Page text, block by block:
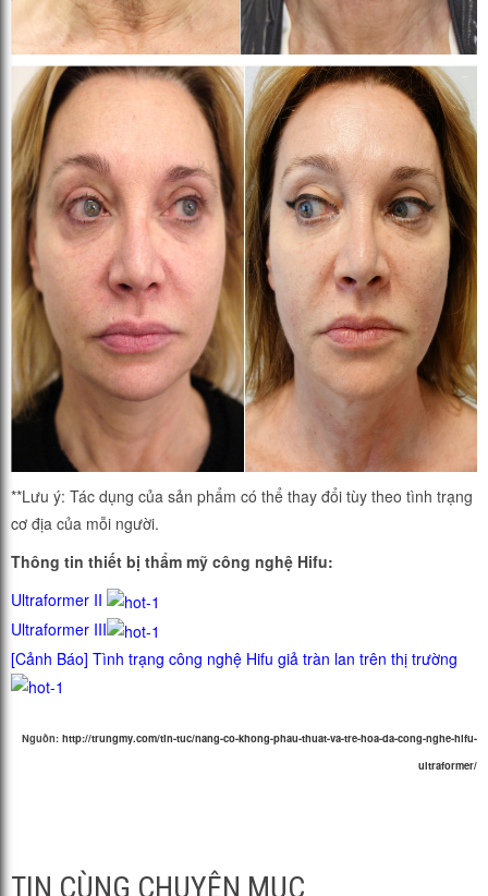
**Lưu ý: Tác dụng của sản phẩm có thể thay đổi tùy theo tình trạng
cơ địa của mỗi người.
Thông tin thiết bị thẩm mỹ công nghệ Hifu:
Ultraformer II
Ultraformer III
[Cảnh Báo] Tình trạng công nghệ Hifu giả tràn lan trên thị trường
Nguồn: http://trungmy.com/tin-tuc/nang-co-khong-phau-thuat-va-tre-hoa-da-cong-nghe-hifu-
ultraformer/
TIN CÙNG CHUYÊN MỤC